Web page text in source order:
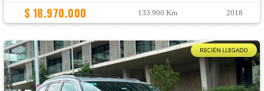
$ 18.970.000 133.900 Km 2018
RECIÉN LLEGADO